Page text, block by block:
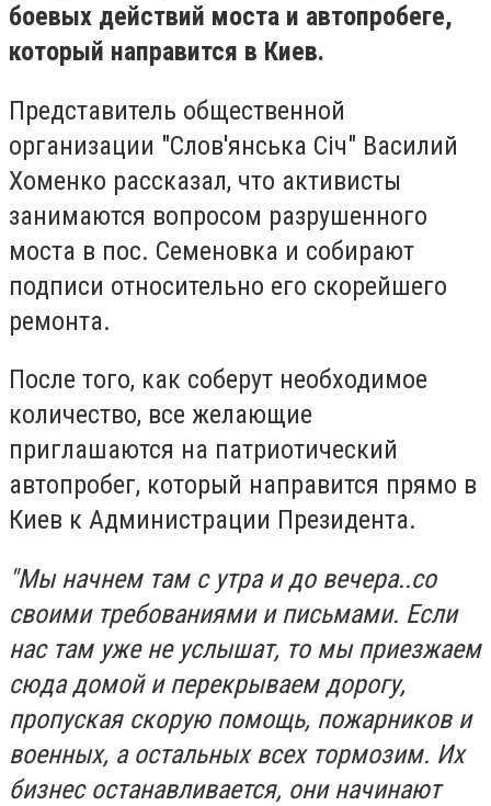
боевых действий моста и автопробеге,
который направится в Киев.
Представитель общественной
организации "Слов'янська Січ" Василий
Хоменко рассказал, что активисты
занимаются вопросом разрушенного
моста в пос. Семеновка и собирают
подписи относительно его скорейшего
ремонта.
После того, как соберут необходимое
количество, все желающие
приглашаются на патриотический
автопробег, который направится прямо в
Киев к Администрации Президента.
"Мы начнем там с утра и до вечера..со
своими требованиями и письмами. Если
нас там уже не услышат, то мы приезжаем
сюда домой и перекрываем дорогу,
пропуская скорую помощь, пожарников и
военных, а остальных всех тормозим. Их
бизнес останавливается, они начинают